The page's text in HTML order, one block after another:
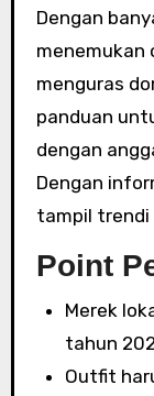
Dengan
menemukan
menguras
panduan
dengan
Dengan
tampil trendi
Point
Merek
tahun
Outfit